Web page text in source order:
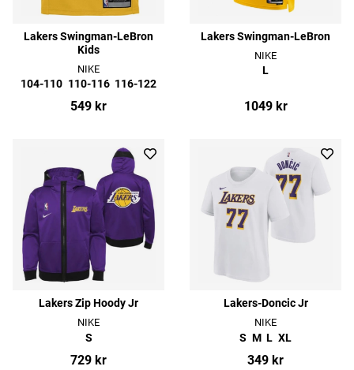
Lakers Swingman-LeBron
Kids
NIKE
104-110 110-116 116-122
549 kr
Lakers Swingman-LeBron
NIKE
L
1049 kr
Lakers Zip Hoody Jr
NIKE
S
729 kr
Lakers-Doncic Jr
NIKE
S M L XL
349 kr